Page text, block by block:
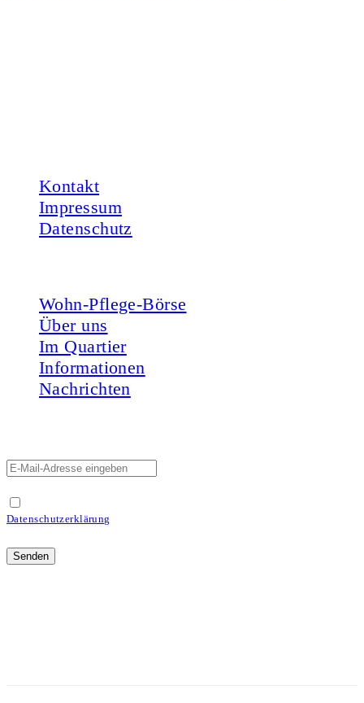
Kontakt
Impressum
Datenschutz
Wohn-Pflege-Börse
Über uns
Im Quartier
Informationen
Nachrichten
Datenschutzerklärung